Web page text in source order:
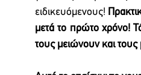
ειδικευόμενους!
μετά το πρώτο χρόνο!
τους μειώνουν και τους